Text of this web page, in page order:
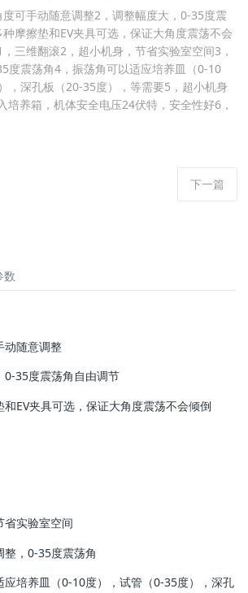
可手动随意调整2，调整幅度大，0-35度震
摩擦垫和EV夹具可选，保证大角度震荡不会
三维翻滚2，超小机身，节省实验室空间3，
度震荡角4，振荡角可以适应培养皿（0-10
，深孔板（20-35度），等需要5，超小机身
培养箱，机体安全电压24伏特，安全性好6，
下一篇
数
动随意调整
0-35度震荡角自由调节
EV夹具可选，保证大角度震荡不会倾倒
省实验室空间
，0-35度震荡角
应培养皿（0-10度），试管（0-35度），深孔